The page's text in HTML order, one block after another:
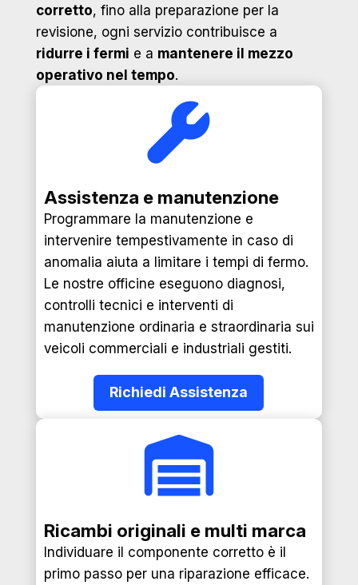
corretto, fino alla preparazione per la
revisione, ogni servizio contribuisce a
ridurre i fermi e a mantenere il mezzo
operativo nel tempo.
Assistenza e manutenzione
Programmare la manutenzione e
intervenire tempestivamente in caso di
anomalia aiuta a limitare i tempi di fermo.
Le nostre officine eseguono diagnosi,
controlli tecnici e interventi di
manutenzione ordinaria e straordinaria sui
veicoli commerciali e industriali gestiti.
Richiedi Assistenza
Ricambi originali e multi marca
Individuare il componente corretto è il
primo passo per una riparazione efficace.